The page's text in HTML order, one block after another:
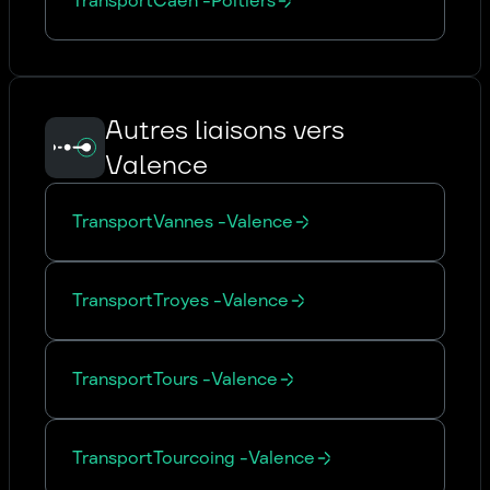
Autres liaisons vers
Valence
TransportVannes -Valence
TransportTroyes -Valence
TransportTours -Valence
TransportTourcoing -Valence